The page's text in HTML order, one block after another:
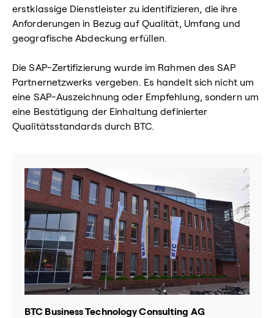
erstklassige Dienstleister zu identifizieren, die ihre
Anforderungen in Bezug auf Qualität, Umfang und
geografische Abdeckung erfüllen.
Die SAP-Zertifizierung wurde im Rahmen des SAP
Partnernetzwerks vergeben. Es handelt sich nicht um
eine SAP-Auszeichnung oder Empfehlung, sondern um
eine Bestätigung der Einhaltung definierter
Qualitätsstandards durch BTC.
BTC Business Technology Consulting AG